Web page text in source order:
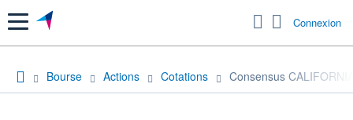
Menu Connexion
Bourse Actions Cotations Consensus